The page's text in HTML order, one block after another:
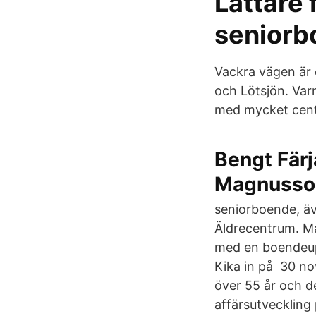
Vackra vägen
och Lötsjön.
med mycket
Bengt
seniorboende,
Äldrecentrum.
med en
Kika in på 30
över 55 år och
affärsutveckling